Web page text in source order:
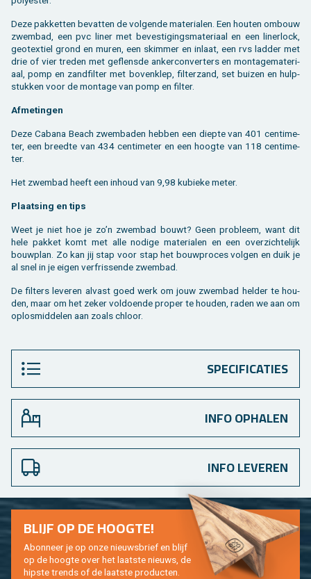
Deze pak­ket­ten be­vat­ten de vol­gen­de ma­te­ri­a­len. Een hou­ten om­bouw
zwem­bad, een pvc liner met be­ves­ti­gings­ma­te­ri­aal en een li­ner­lock,
ge­o­tex­tiel grond en muren, een skim­mer en in­laat, een rvs lad­der met
drie of vier tre­den met ge­flens­de an­ker­con­ver­ters en mon­ta­ge­ma­te­ri­
aal, pomp en zand­fil­ter met bo­ven­klep, fil­ter­zand, set bui­zen en hulp­
stuk­ken voor de mon­ta­ge van pomp en fil­ter.
Af­me­tin­gen
Deze Ca­ba­na Beach zwem­ba­den heb­ben een diep­te van 401 cen­ti­me­
ter, een breed­te van 434 cen­ti­me­ter en een hoog­te van 118 cen­ti­me­
ter.
Het zwem­bad heeft een in­houd van 9,98 ku­bie­ke meter.
Plaat­sing en tips
Weet je niet hoe je zo’n zwem­bad bouwt? Geen pro­bleem, want dit
hele pak­ket komt met alle no­di­ge ma­te­ri­a­len en een over­zich­te­lijk
bouw­plan. Zo kan jij stap voor stap het bouw­pro­ces vol­gen en duik je
al snel in je eigen ver­fris­sen­de zwem­bad.
De fil­ters le­ve­ren al­vast goed werk om jouw zwem­bad hel­der te hou­
den, maar om het zeker vol­doen­de pro­per te hou­den, raden we aan om
op­los­mid­de­len aan zoals chloor.
SPECIFICATIES
INFO OPHALEN
INFO LEVEREN
BLIJF OP DE HOOG­TE!
Abon­neer je op onze nieuws­brief en blijf
op de hoog­te over het laat­ste nieuws, de
hip­s­te trends of de laat­ste pro­duc­ten.